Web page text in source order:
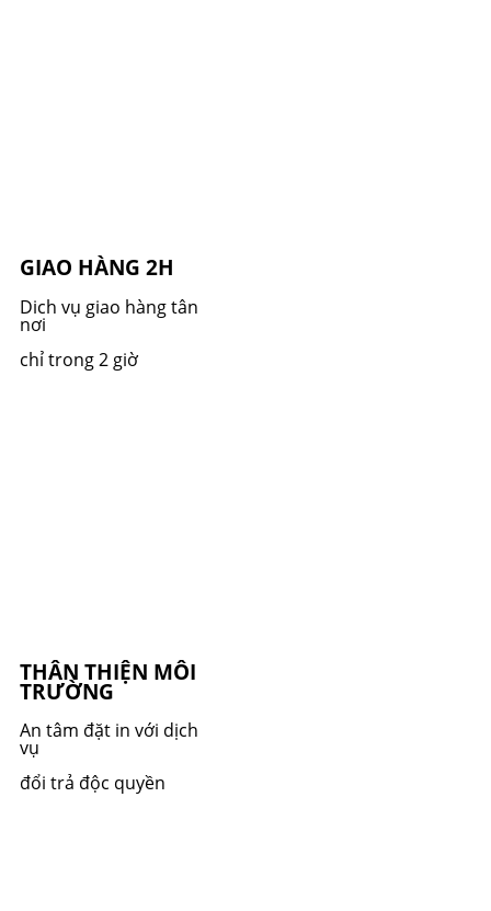
GIAO HÀNG 2H
Dich vụ giao hàng tân
nơi
chỉ trong 2 giờ
THÂN THIỆN MÔI
TRƯỜNG
An tâm đặt in với dịch
vụ
đổi trả độc quyền